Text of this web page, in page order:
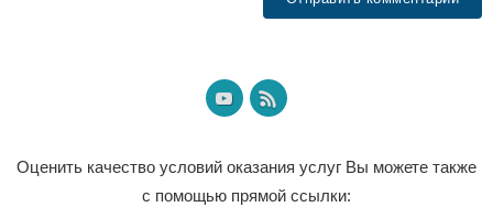
Оценить качество условий оказания услуг Вы можете также
с помощью прямой ссылки: